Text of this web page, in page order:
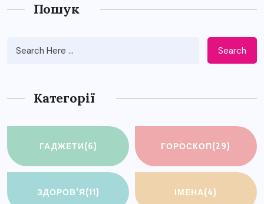
Пошук
Search
Категорії
ГАДЖЕТИ(6) ГОРОСКОП(29)
ЗДОРОВ’Я(11) ІМЕНА(4)